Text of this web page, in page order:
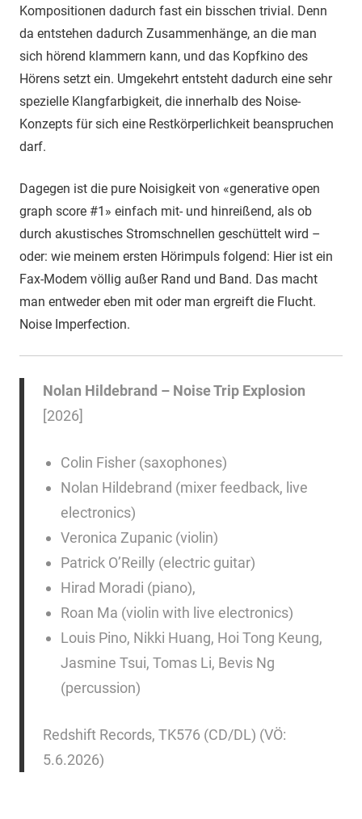
Kompositionen dadurch fast ein bisschen trivial. Denn
da entstehen dadurch Zusammenhänge, an die man
sich hörend klammern kann, und das Kopfkino des
Hörens setzt ein. Umgekehrt entsteht dadurch eine sehr
spezielle Klangfarbigkeit, die innerhalb des Noise-
Konzepts für sich eine Restkörperlichkeit beanspruchen
darf.
Dagegen ist die pure Noisigkeit von «generative open
graph score #1» einfach mit- und hinreißend, als ob
durch akustisches Stromschnellen geschüttelt wird –
oder: wie meinem ersten Hörimpuls folgend: Hier ist ein
Fax-Modem völlig außer Rand und Band. Das macht
man entweder eben mit oder man ergreift die Flucht.
Noise Imperfection.
Nolan Hildebrand – Noise Trip Explosion
[2026]
Colin Fisher (saxophones)
Nolan Hildebrand (mixer feedback, live
electronics)
Veronica Zupanic (violin)
Patrick O’Reilly (electric guitar)
Hirad Moradi (piano),
Roan Ma (violin with live electronics)
Louis Pino, Nikki Huang, Hoi Tong Keung,
Jasmine Tsui, Tomas Li, Bevis Ng
(percussion)
Redshift Records, TK576 (CD/DL) (VÖ:
5.6.2026)